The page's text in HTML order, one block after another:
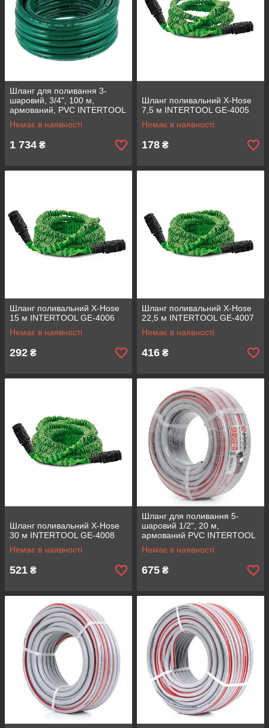
Шланг для поливання 3-
шаровий, 3/4", 100 м,
армований, PVC INTERTOOL
GE-4047
Немає в наявності
1 734 ₴
Шланг поливальний X-Hose
7,5 м INTERTOOL GE-4005
Немає в наявності
178 ₴
Шланг поливальний X-Hose
15 м INTERTOOL GE-4006
Немає в наявності
292 ₴
Шланг поливальний X-Hose
22,5 м INTERTOOL GE-4007
Немає в наявності
416 ₴
Шланг поливальний X-Hose
30 м INTERTOOL GE-4008
Немає в наявності
521 ₴
Шланг для поливання 5-
шаровий 1/2", 20 м,
армований PVC INTERTOOL
GE-4132
Немає в наявності
675 ₴